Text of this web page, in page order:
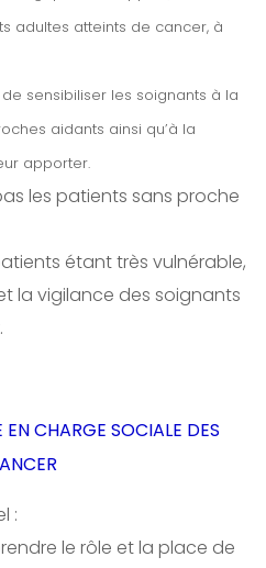
adultes atteints de cancer, à
sensibiliser les soignants à la
aidants ainsi qu’à la
apporter.
les patients sans proche
étant très vulnérable,
la vigilance des soignants
EN CHARGE SOCIALE DES
:
le rôle et la place de